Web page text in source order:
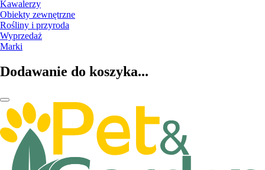
Kawalerzy
Obiekty zewnętrzne
Rośliny i przyroda
Wyprzedaż
Marki
Dodawanie do koszyka...